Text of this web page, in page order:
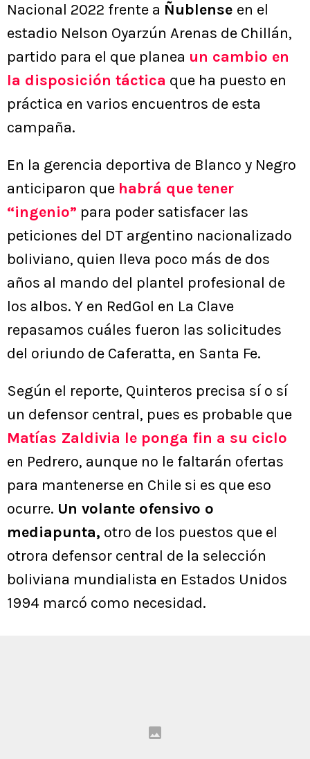
Nacional 2022 frente a Ñublense en el
estadio Nelson Oyarzún Arenas de Chillán,
partido para el que planea un cambio en
la disposición táctica que ha puesto en
práctica en varios encuentros de esta
campaña.
En la gerencia deportiva de Blanco y Negro
anticiparon que habrá que tener
“ingenio” para poder satisfacer las
peticiones del DT argentino nacionalizado
boliviano, quien lleva poco más de dos
años al mando del plantel profesional de
los albos. Y en RedGol en La Clave
repasamos cuáles fueron las solicitudes
del oriundo de Caferatta, en Santa Fe.
Según el reporte, Quinteros precisa sí o sí
un defensor central, pues es probable que
Matías Zaldivia le ponga fin a su ciclo
en Pedrero, aunque no le faltarán ofertas
para mantenerse en Chile si es que eso
ocurre. Un volante ofensivo o
mediapunta, otro de los puestos que el
otrora defensor central de la selección
boliviana mundialista en Estados Unidos
1994 marcó como necesidad.